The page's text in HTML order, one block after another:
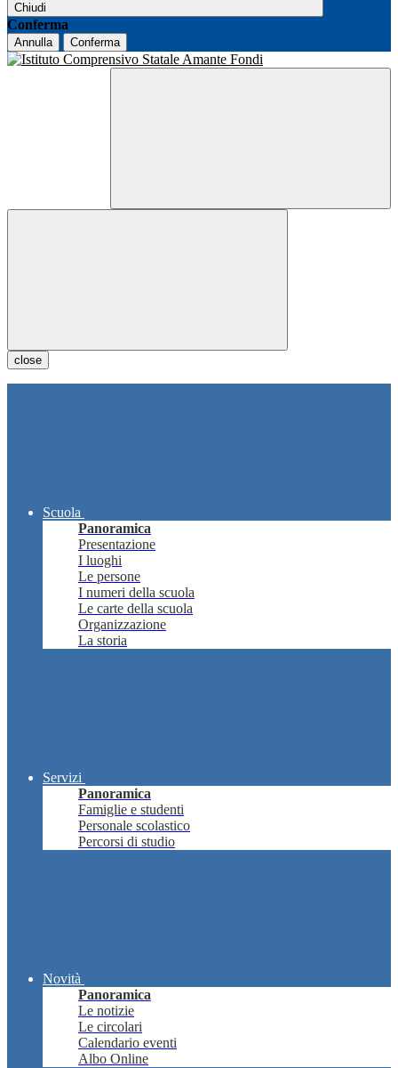
Chiudi
Conferma
Annulla Conferma
close
Scuola
Panoramica
Presentazione
I luoghi
Le persone
I numeri della scuola
Le carte della scuola
Organizzazione
La storia
Servizi
Panoramica
Famiglie e studenti
Personale scolastico
Percorsi di studio
Novità
Panoramica
Le notizie
Le circolari
Calendario eventi
Albo Online